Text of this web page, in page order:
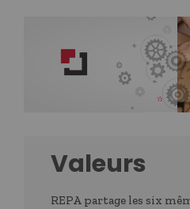
Valeurs
REPA partage les six